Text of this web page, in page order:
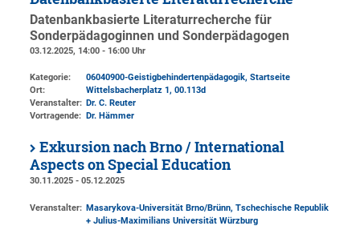
Datenbankbasierte Literaturrecherche für
Sonderpädagoginnen und Sonderpädagogen
03.12.2025, 14:00 - 16:00 Uhr
Kategorie:
06040900-Geistigbehindertenpädagogik, Startseite
Ort:
Wittelsbacherplatz 1, 00.113d
Veranstalter: Dr. C. Reuter
Vortragende:
Dr. Hämmer
Exkursion nach Brno / International
Aspects on Special Education
30.11.2025 - 05.12.2025
Veranstalter: Masarykova-Universität Brno/Brünn, Tschechische Republik
+ Julius-Maximilians Universität Würzburg